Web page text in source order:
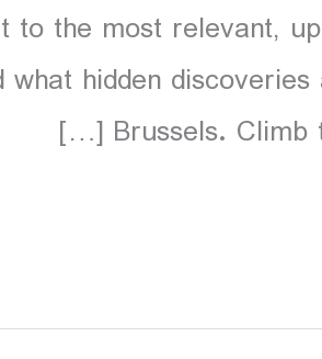
to the most relevant,
hidden
Brussels. Climb